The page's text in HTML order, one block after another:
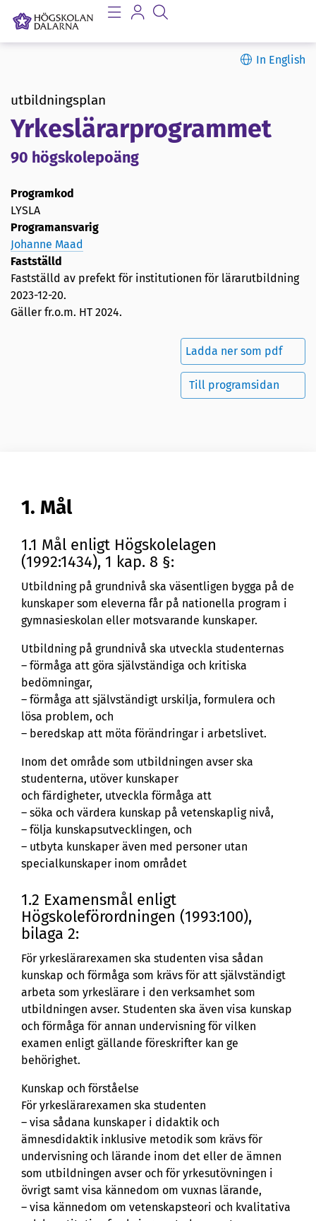
In English
utbildningsplan
Yrkeslärarprogrammet
90 högskolepoäng
Programkod
LYSLA
Programansvarig
Johanne Maad
Fastställd
Fastställd av prefekt för institutionen för lärarutbildning
2023-12-20.
Gäller fr.o.m. HT 2024.
Ladda ner som pdf
Till programsidan
1. Mål
1.1 Mål enligt Högskolelagen
(1992:1434), 1 kap. 8 §:
Utbildning på grundnivå ska väsentligen bygga på de
kunskaper som eleverna får på nationella program i
gymnasieskolan eller motsvarande kunskaper.
Utbildning på grundnivå ska utveckla studenternas
– förmåga att göra självständiga och kritiska
bedömningar,
– förmåga att självständigt urskilja, formulera och
lösa problem, och
– beredskap att möta förändringar i arbetslivet.
Inom det område som utbildningen avser ska
studenterna, utöver kunskaper
och färdigheter, utveckla förmåga att
– söka och värdera kunskap på vetenskaplig nivå,
– följa kunskapsutvecklingen, och
– utbyta kunskaper även med personer utan
specialkunskaper inom området
1.2 Examensmål enligt
Högskoleförordningen (1993:100),
bilaga 2:
För yrkeslärarexamen ska studenten visa sådan
kunskap och förmåga som krävs för att självständigt
arbeta som yrkeslärare i den verksamhet som
utbildningen avser. Studenten ska även visa kunskap
och förmåga för annan undervisning för vilken
examen enligt gällande föreskrifter kan ge
behörighet.
Kunskap och förståelse
För yrkeslärarexamen ska studenten
– visa sådana kunskaper i didaktik och
ämnesdidaktik inklusive metodik som krävs för
undervisning och lärande inom det eller de ämnen
som utbildningen avser och för yrkesutövningen i
övrigt samt visa kännedom om vuxnas lärande,
– visa kännedom om vetenskapsteori och kvalitativa